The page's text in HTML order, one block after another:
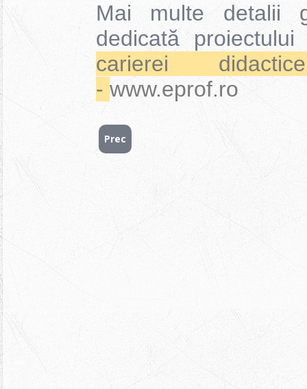
Mai multe detalii
dedicată
carierei
- www.eprof.ro
Prec